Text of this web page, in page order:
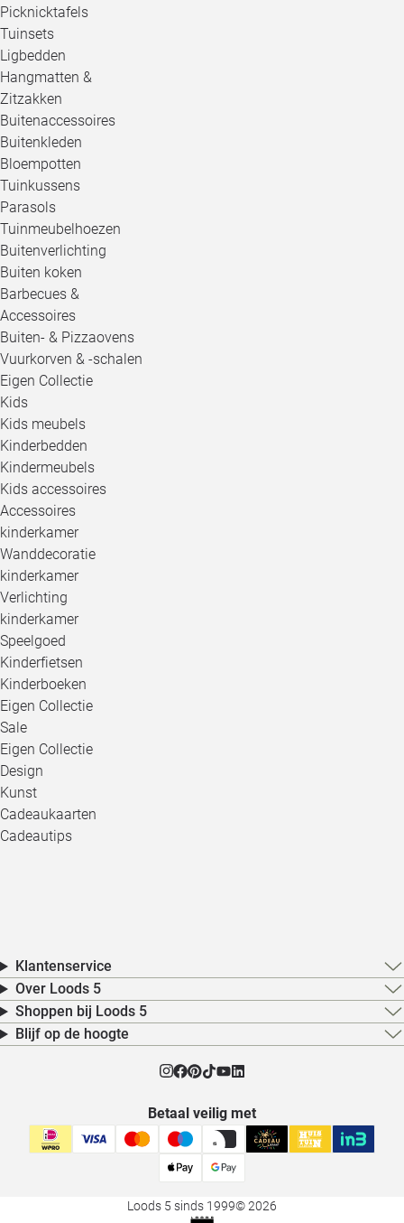
Picknicktafels
Tuinsets
Ligbedden
Hangmatten &
Zitzakken
Buitenaccessoires
Buitenkleden
Bloempotten
Tuinkussens
Parasols
Tuinmeubelhoezen
Buitenverlichting
Buiten koken
Barbecues &
Accessoires
Buiten- & Pizzaovens
Vuurkorven & -schalen
Eigen Collectie
Kids
Kids meubels
Kinderbedden
Kindermeubels
Kids accessoires
Accessoires
kinderkamer
Wanddecoratie
kinderkamer
Verlichting
kinderkamer
Speelgoed
Kinderfietsen
Kinderboeken
Eigen Collectie
Sale
Eigen Collectie
Design
Kunst
Cadeaukaarten
Cadeautips
Klantenservice
Over Loods 5
Shoppen bij Loods 5
Blijf op de hoogte
Betaal veilig met
Loods 5 sinds 1999© 2026